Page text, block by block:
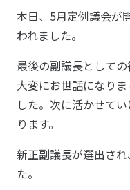
本日、5月定例議会が
われました。
最後の副議長として
大変にお世話になり
した。次に活かせて
ります。
新正副議長が選出さ
た。